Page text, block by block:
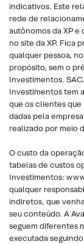
indicativos. Este
rede de
autônomos da XP
no site da XP. Fica
qualquer pessoa,
propósito, sem o
Investimentos.
Investimentos tem
que os clientes que
dadas pela
realizado por meio
O custo da
tabelas de custos
Investimentos:
qualquer
indiretos, que
seu conteúdo. A
seguem diferentes
executada